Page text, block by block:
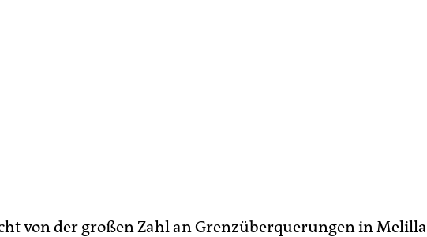
von der großen Zahl an Grenzüberquerungen in Melilla